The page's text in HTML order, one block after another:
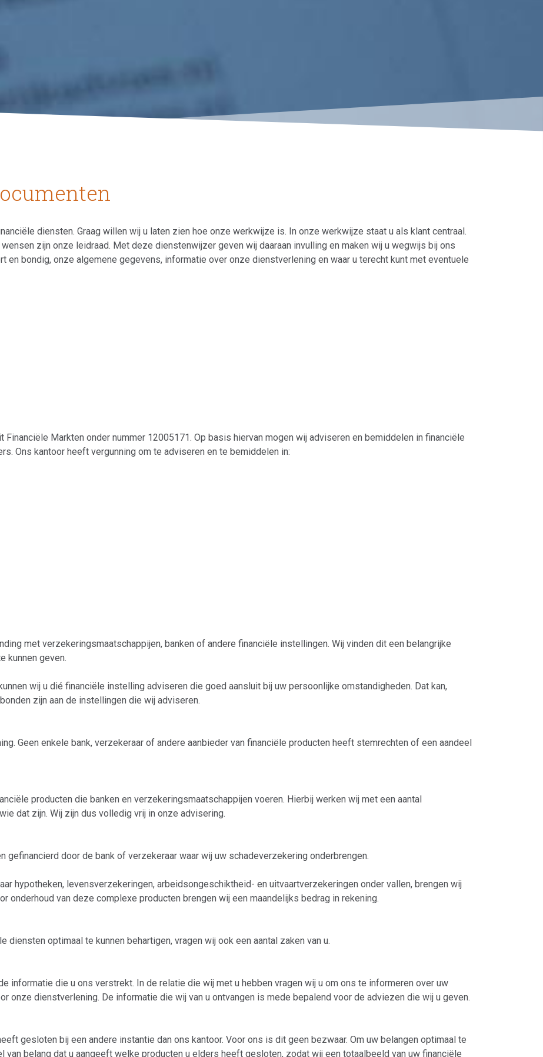
diensten. Graag willen wij u laten zien hoe onze werkwijze is. In onze werkwijze staat u als klant centraal.
zijn onze leidraad. Met deze dienstenwijzer geven wij daaraan invulling en maken wij u wegwijs bij ons
en bondig, onze algemene gegevens, informatie over onze dienstverlening en waar u terecht kunt met eventuele
Markten onder nummer 12005171. Op basis hiervan mogen wij adviseren en bemiddelen in financiële
Ons kantoor heeft vergunning om te adviseren en te bemiddelen in:
met verzekeringsmaatschappijen, banken of andere financiële instellingen. Wij vinden dit een belangrijke
kunnen geven.
wij u dié financiële instelling adviseren die goed aansluit bij uw persoonlijke omstandigheden. Dat kan,
zijn aan de instellingen die wij adviseren.
Geen enkele bank, verzekeraar of andere aanbieder van financiële producten heeft stemrechten of een aandeel
producten die banken en verzekeringsmaatschappijen voeren. Hierbij werken wij met een aantal
dat zijn. Wij zijn dus volledig vrij in onze advisering.
gefinancierd door de bank of verzekeraar waar wij uw schadeverzekering onderbrengen.
hypotheken, levensverzekeringen, arbeidsongeschiktheid- en uitvaartverzekeringen onder vallen, brengen wij
onderhoud van deze complexe producten brengen wij een maandelijks bedrag in rekening.
diensten optimaal te kunnen behartigen, vragen wij ook een aantal zaken van u.
informatie die u ons verstrekt. In de relatie die wij met u hebben vragen wij u om ons te informeren over uw
onze dienstverlening. De informatie die wij van u ontvangen is mede bepalend voor de adviezen die wij u geven.
gesloten bij een andere instantie dan ons kantoor. Voor ons is dit geen bezwaar. Om uw belangen optimaal te
van belang dat u aangeeft welke producten u elders heeft gesloten, zodat wij een totaalbeeld van uw financiële